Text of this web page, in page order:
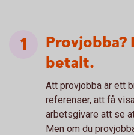
Provjobba?
betalt.
Att provjobba är ett
referenser, att få
arbetsgivare att se
Men om du